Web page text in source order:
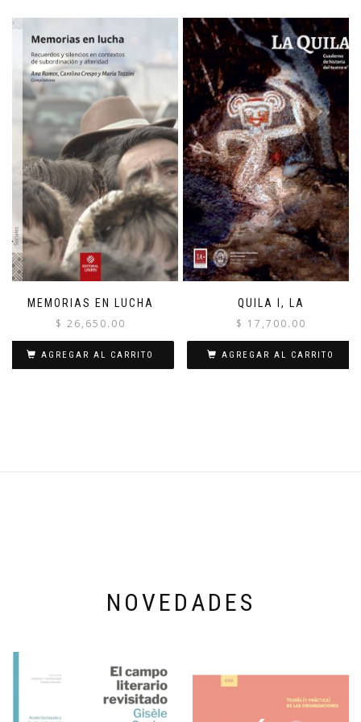
MEMORIAS EN LUCHA
$ 26,650.00
AGREGAR AL CARRITO
QUILA I, LA
$ 17,700.00
AGREGAR AL CARRITO
NOVEDADES